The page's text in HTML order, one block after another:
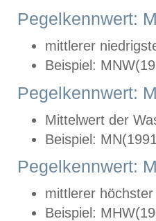
Pegelkennwert:
mittlerer
Beispiel:
Pegelkennwert:
Mittelwert der
Beispiel:
Pegelkennwert:
mittlerer
Beispiel: